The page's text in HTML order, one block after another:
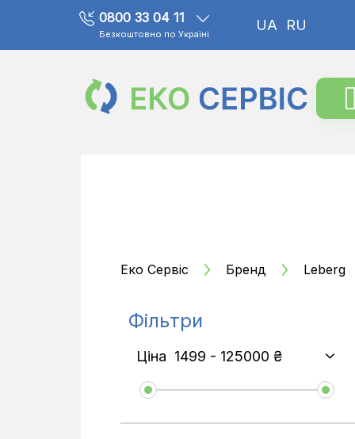
0800 33 04 11
Безкоштовно по Україні
UA RU
Еко Сервіс Бренд Leberg
Фільтри
Ціна 1499 - 125000 ₴